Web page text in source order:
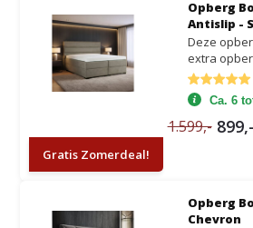
Gratis Zomerdeal!
Opberg
Antislip -
Deze
extra
Ca. 6
1.599,- 899,-
Opberg
Chevron